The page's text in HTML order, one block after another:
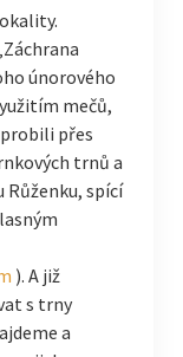
únorového
mečů,
přes
trnů a
spící
). A již
s trny
a